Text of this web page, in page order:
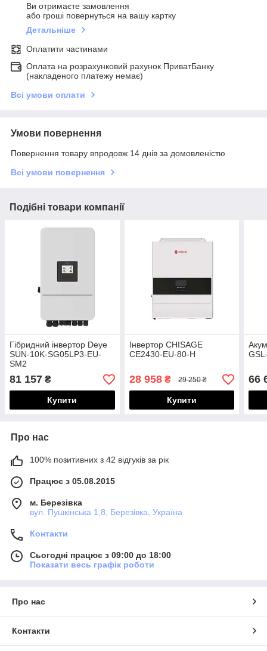
Ви отримаєте замовлення
або гроші повернуться на вашу картку
Детальніше
Оплатити частинами
Оплата на розрахунковий рахунок ПриватБанку
(накладеного платежу немає)
Всі умови оплати
Умови повернення
Повернення товару впродовж 14 днів за домовленістю
Всі умови повернення
Подібні товари компанії
Гібридний інвертор Deye
SUN-10K-SG05LP3-EU-
SM2
81 157 ₴
Купити
Інвертор CHISAGE
CE2430-EU-80-H
28 958₴ 29 250 ₴
Купити
66
Про нас
100% позитивних з 42 відгуків за рік
Працює з 05.08.2015
м. Березівка
вул. Пушкінська 1,8, Березівка, Україна
Контакти
Сьогодні працює з 09:00 до 18:00
Показати весь графік роботи
Про нас
Контакти